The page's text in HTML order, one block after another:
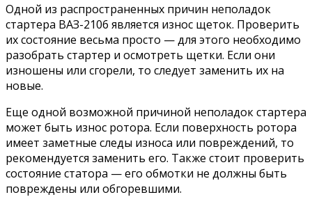
Одной из распространенных причин неполадок
стартера ВАЗ-2106 является износ щеток. Проверить
их состояние весьма просто — для этого необходимо
разобрать стартер и осмотреть щетки. Если они
изношены или сгорели, то следует заменить их на
новые.
Еще одной возможной причиной неполадок стартера
может быть износ ротора. Если поверхность ротора
имеет заметные следы износа или повреждений, то
рекомендуется заменить его. Также стоит проверить
состояние статора — его обмотки не должны быть
повреждены или обгоревшими.